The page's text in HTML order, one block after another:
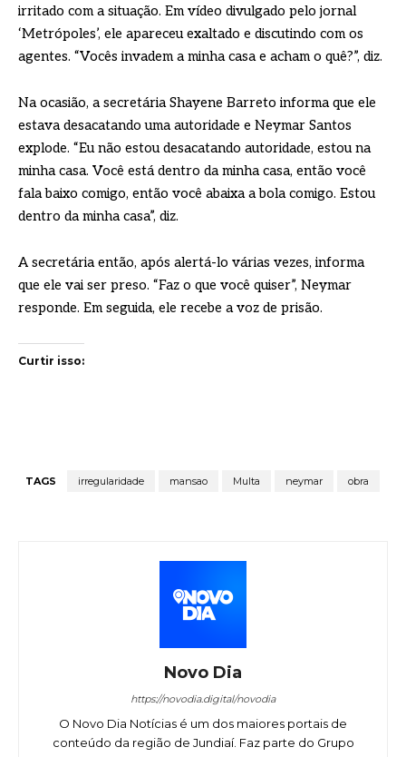
irritado com a situação. Em vídeo divulgado pelo jornal
‘Metrópoles’, ele apareceu exaltado e discutindo com os
agentes. “Vocês invadem a minha casa e acham o quê?”, diz.
Na ocasião, a secretária Shayene Barreto informa que ele
estava desacatando uma autoridade e Neymar Santos
explode. “Eu não estou desacatando autoridade, estou na
minha casa. Você está dentro da minha casa, então você
fala baixo comigo, então você abaixa a bola comigo. Estou
dentro da minha casa”, diz.
A secretária então, após alertá-lo várias vezes, informa
que ele vai ser preso. “Faz o que você quiser”, Neymar
responde. Em seguida, ele recebe a voz de prisão.
Curtir isso:
TAGS irregularidade mansao Multa neymar obra
Novo Dia
https://novodia.digital/novodia
O Novo Dia Notícias é um dos maiores portais de
conteúdo da região de Jundiaí. Faz parte do Grupo